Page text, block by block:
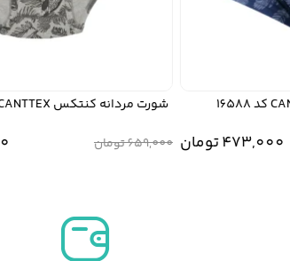
473,000تومان
شورت مردانه کنتکس CANTTEX کد 16526
659,000تومان